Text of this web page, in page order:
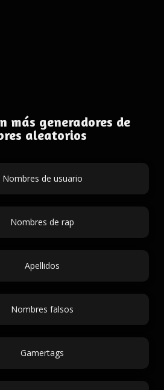
más generadores de
aleatorios
Nombres de usuario
Nombres de rap
Apellidos
Nombres falsos
Gamertags